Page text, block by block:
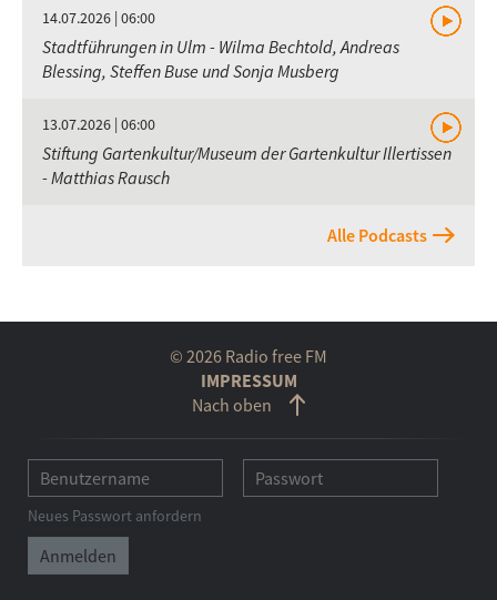
14.07.2026 | 06:00
Stadtführungen in Ulm - Wilma Bechtold, Andreas
Blessing, Steffen Buse und Sonja Musberg
13.07.2026 | 06:00
Stiftung Gartenkultur/Museum der Gartenkultur Illertissen
- Matthias Rausch
Alle Podcasts
© 2026 Radio free FM
IMPRESSUM
Nach oben
Neues Passwort anfordern